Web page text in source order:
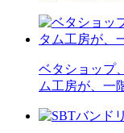
ベタショップ
ム工房が、一